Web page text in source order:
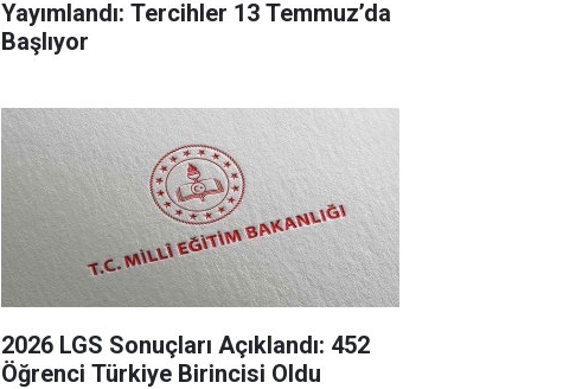
Yayımlandı: Tercihler 13 Temmuz’da
Başlıyor
2026 LGS Sonuçları Açıklandı: 452
Öğrenci Türkiye Birincisi Oldu